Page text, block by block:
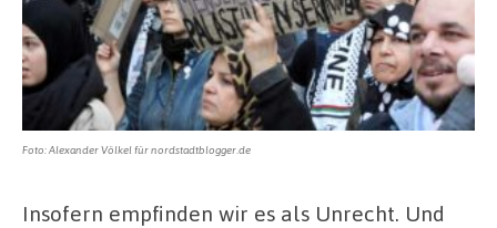
Foto: Alexander Völkel für nordstadtblogger.de
Insofern empfinden wir es als Unrecht. Und